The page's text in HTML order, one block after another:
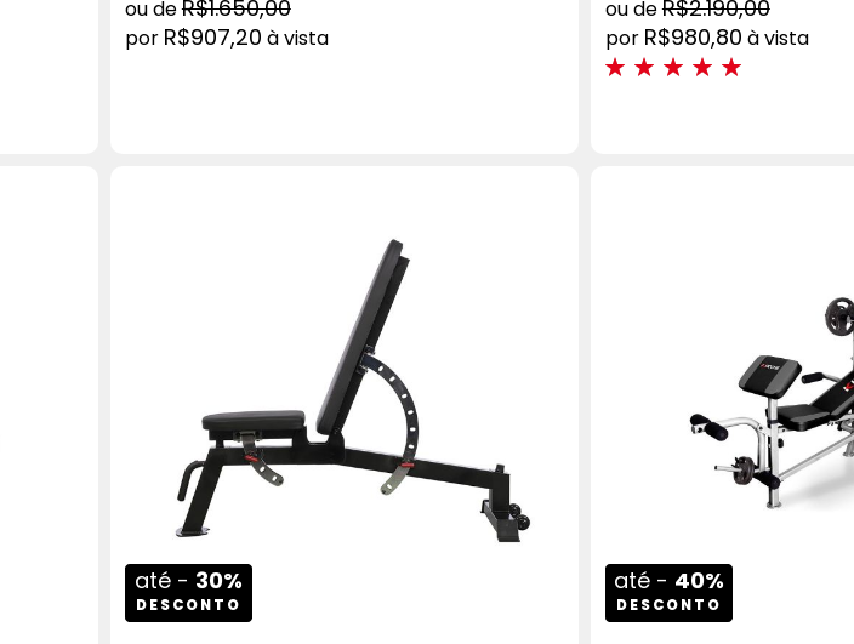
R$1.650,00
R$907,20 à vista
Avaliações:
R$2.190,00
R$980,80 à vista
até - 30%
DESCONTO
até - 40%
DESCONTO